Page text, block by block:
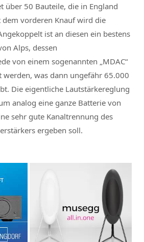
über 50 Bauteile, die in England
vorderen Knauf wird die
ist an diesen ein bestens
Alps, dessen
von einem sogenannten „MDAC“
was dann ungefähr 65.000
Die eigentliche Lautstärkereglung
analog eine ganze Batterie von
sehr gute Kanaltrennung des
ergeben soll.